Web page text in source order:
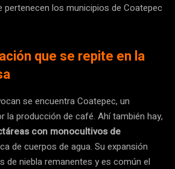
pertenecen los municipios de Coatepec
que se repite en la
se encuentra Coatepec, un
la producción de café. Ahí también hay,
con monocultivos de
de cuerpos de agua. Su expansión
de niebla remanentes y es común el